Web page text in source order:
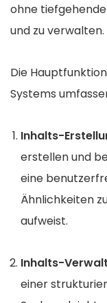
ohne
und zu verwalten.
Die
Systems
Inhalts-
erstellen und
eine
Ähnlichkeiten
aufweist.
Inhalts-
einer